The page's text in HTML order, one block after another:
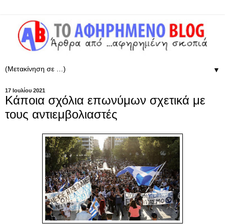
▼
17 Ιουλίου 2021
Κάποια σχόλια επωνύμων σχετικά με
τους αντιεμβολιαστές